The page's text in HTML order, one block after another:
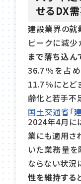
せるDX
建設業界の
ピークに減少
まで落ち込ん
36.7％を占
11.7％にとど
齢化と若手不
国土交通省「
2024年4月に
業にも適用さ
いた業務量
ならない状況
性を維持する